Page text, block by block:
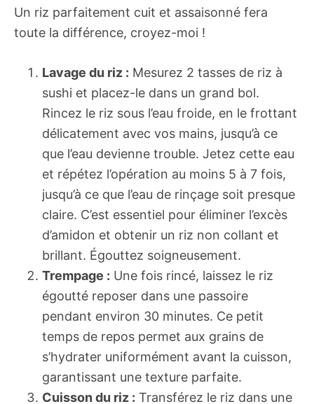
Un riz parfaitement cuit et assaisonné fera
toute la différence, croyez-moi !
Lavage du riz : Mesurez 2 tasses de riz à
sushi et placez-le dans un grand bol.
Rincez le riz sous l’eau froide, en le frottant
délicatement avec vos mains, jusqu’à ce
que l’eau devienne trouble. Jetez cette eau
et répétez l’opération au moins 5 à 7 fois,
jusqu’à ce que l’eau de rinçage soit presque
claire. C’est essentiel pour éliminer l’excès
d’amidon et obtenir un riz non collant et
brillant. Égouttez soigneusement.
Trempage : Une fois rincé, laissez le riz
égoutté reposer dans une passoire
pendant environ 30 minutes. Ce petit
temps de repos permet aux grains de
s’hydrater uniformément avant la cuisson,
garantissant une texture parfaite.
Cuisson du riz : Transférez le riz dans une